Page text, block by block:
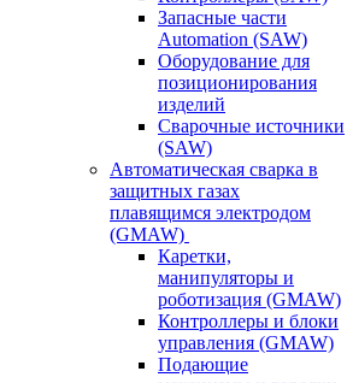
Запасные части
Automation (SAW)
Оборудование для
позиционирования
изделий
Сварочные источники
(SAW)
Автоматическая сварка в
защитных газах
плавящимся электродом
(GMAW)
Каретки,
манипуляторы и
роботизация (GMAW)
Контроллеры и блоки
управления (GMAW)
Подающие